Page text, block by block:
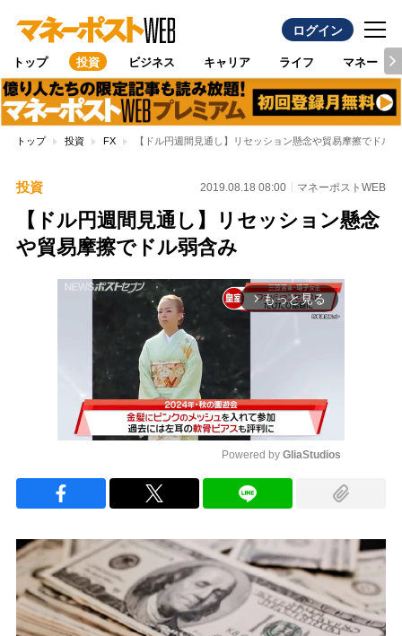
ログイン
トップ 投資 ビジネス キャリア ライフ マネー
トップ 投資 FX 【ドル円週間見通し】リセッション懸念や貿易摩擦でドル
投資 2019.08.18 08:00 マネーポストWEB
【ドル円週間見通し】リセッション懸念
や貿易摩擦でドル弱含み
arrow_forward_ios もっと見る
Powered by GliaStudios